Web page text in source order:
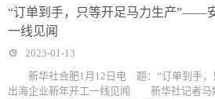
“订单到手，只等开足马力生产”——
一线见闻
2023-01-13
新华社合肥1月12日电 题：“订单到手，
出海企业新年开工一线见闻 新华社记者